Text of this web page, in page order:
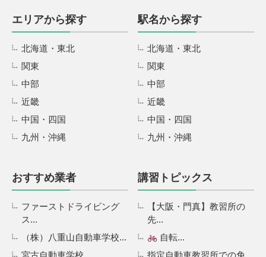
エリアから探す
北海道・東北
関東
中部
近畿
中国・四国
九州・沖縄
駅名から探す
北海道・東北
関東
中部
近畿
中国・四国
九州・沖縄
おすすめ業者
ファーストドライビング
ス...
（株）八重山自動車学校...
講習トピックス
【大阪・門真】教習所の
先...
自転...